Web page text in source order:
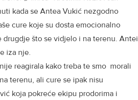
kada se Antea Vukić nezgodno
cure koje su dosta emocionalno
što se vidjelo i na terenu. Antei
iza nje.
reagirala kako treba te smo morali
terenu, ali cure se ipak nisu
koja pokreće ekipu prodorima i